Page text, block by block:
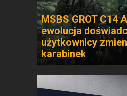
MSBS GROT C14
ewolucja
użytkownicy
karabinek